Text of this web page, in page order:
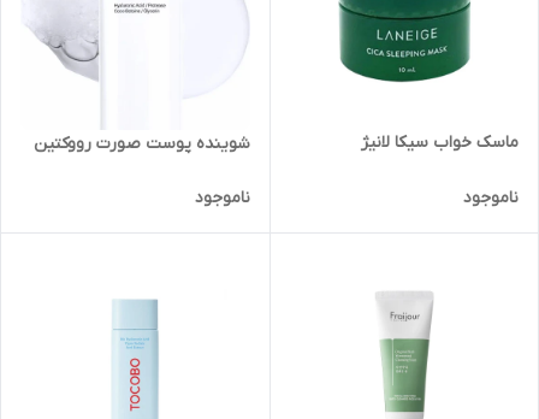
ماسک خواب سیکا لانیژ
ناموجود
شوینده پوست صورت رووکتین
ناموجود